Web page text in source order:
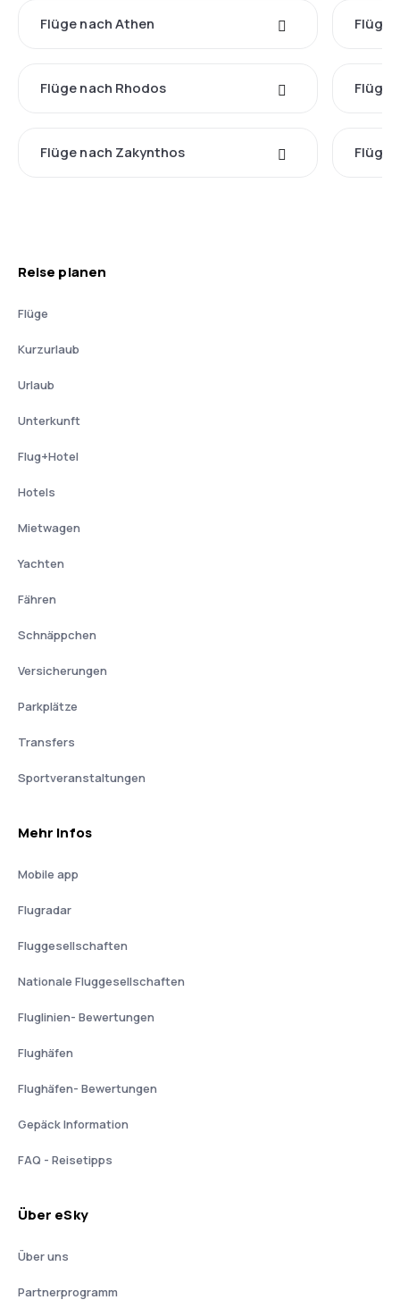
Flüge nach Athen Flüge
Flüge nach Rhodos Flüge
Flüge nach Zakynthos Flüge
Reise planen
Flüge
Kurzurlaub
Urlaub
Unterkunft
Flug+Hotel
Hotels
Mietwagen
Yachten
Fähren
Schnäppchen
Versicherungen
Parkplätze
Transfers
Sportveranstaltungen
Mehr Infos
Mobile app
Flugradar
Fluggesellschaften
Nationale Fluggesellschaften
Fluglinien- Bewertungen
Flughäfen
Flughäfen- Bewertungen
Gepäck Information
FAQ - Reisetipps
Über eSky
Über uns
Partnerprogramm